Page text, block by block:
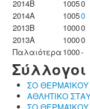
2014B
10050
2014A
10050
2013B
10000
2013A
10000
Παλαιότερα 1000-
Σύλλογοι
ΣΟ ΘΕΡΜΑΪΚΟΥ
ΑΘΛΗΤΙΚΟ